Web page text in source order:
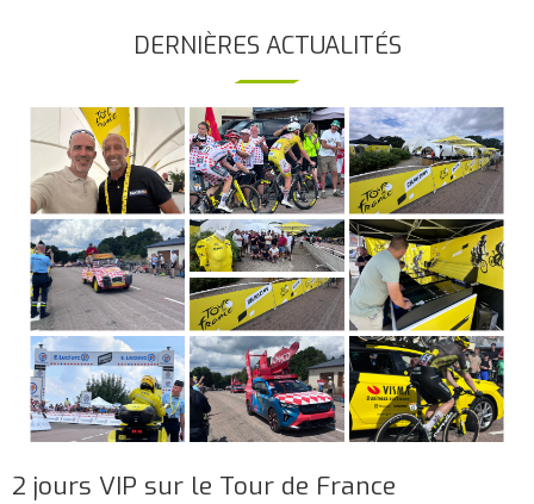
DERNIÈRES ACTUALITÉS
2 jours VIP sur le Tour de France